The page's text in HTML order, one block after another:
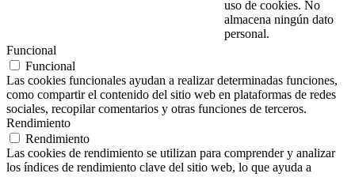
uso de cookies. No
almacena ningún dato
personal.
Funcional
Funcional
Las cookies funcionales ayudan a realizar determinadas funciones,
como compartir el contenido del sitio web en plataformas de redes
sociales, recopilar comentarios y otras funciones de terceros.
Rendimiento
Rendimiento
Las cookies de rendimiento se utilizan para comprender y analizar
los índices de rendimiento clave del sitio web, lo que ayuda a